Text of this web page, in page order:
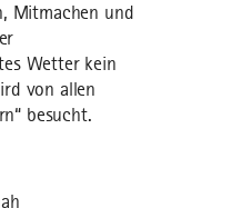
Mitmachen und
Wetter kein
von allen
besucht.